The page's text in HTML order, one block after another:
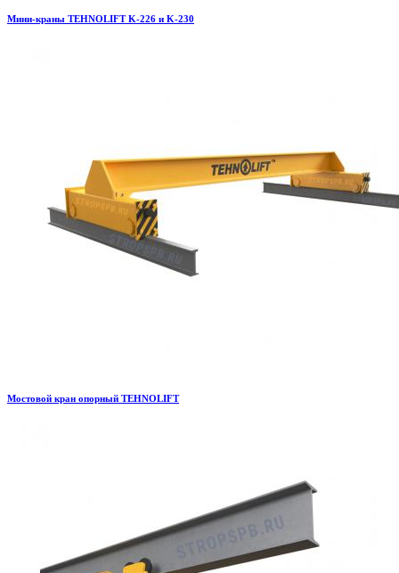
Мини-краны TEHNOLIFT K-226 и K-230
Мостовой кран опорный TEHNOLIFT